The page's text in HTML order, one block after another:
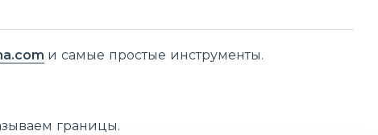
и самые простые инструменты.
границы.